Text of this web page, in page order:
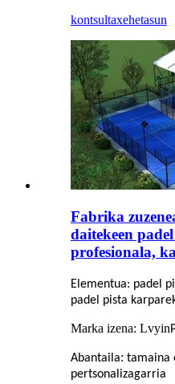
kontsultaxehetasun
Fabrika
daitekeen
profesionala,
Elementua: padel
padel pista
Marka izena: Lvyin
Abantaila: tamaina
pertsonalizagarria